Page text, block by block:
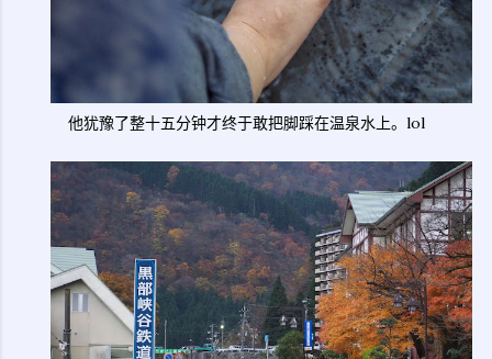
他犹豫了整十五分钟才终于敢把脚踩在温泉水上。lol